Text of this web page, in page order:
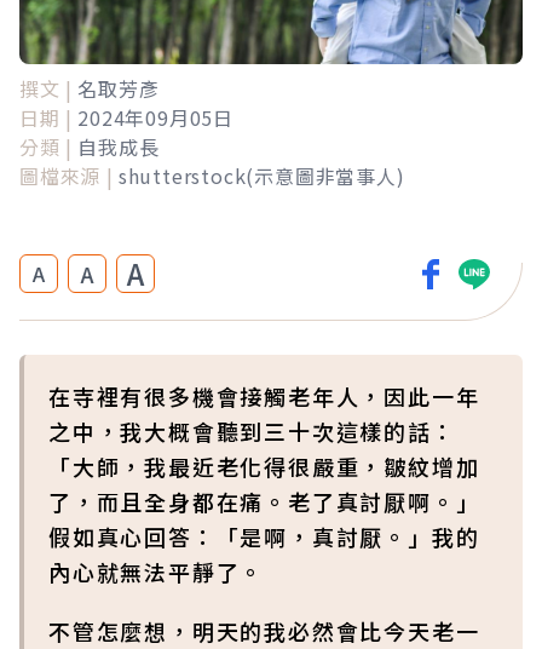
撰文 | 名取芳彥
日期 | 2024年09月05日
分類 | 自我成長
圖檔來源 | shutterstock(示意圖非當事人)
A A A
在寺裡有很多機會接觸老年人，因此一年
之中，我大概會聽到三十次這樣的話：
「大師，我最近老化得很嚴重，皺紋增加
了，而且全身都在痛。老了真討厭啊。」
假如真心回答：「是啊，真討厭。」我的
內心就無法平靜了。
不管怎麼想，明天的我必然會比今天老一